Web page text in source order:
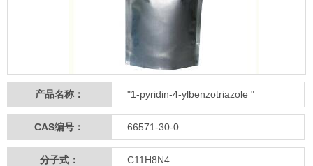
产品名称： "1-pyridin-4-ylbenzotriazole "
CAS编号： 66571-30-0
分子式： C11H8N4